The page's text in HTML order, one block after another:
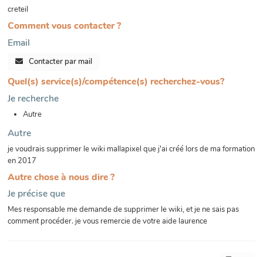
creteil
Comment vous contacter ?
Email
Contacter par mail
Quel(s) service(s)/compétence(s) recherchez-vous?
Je recherche
Autre
Autre
je voudrais supprimer le wiki mallapixel que j'ai créé lors de ma formation
en 2017
Autre chose à nous dire ?
Je précise que
Mes responsable me demande de supprimer le wiki, et je ne sais pas
comment procéder. je vous remercie de votre aide laurence